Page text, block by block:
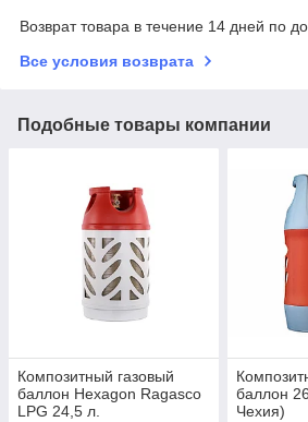
Возврат товара в течение 14 дней по
Все условия возврата
Подобные товары компании
Композитный газовый
баллон Hexagon Ragasco
LPG 24,5 л.
баллон
Чехия)